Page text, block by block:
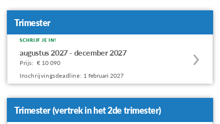
offering
Trimester
Apply
to
this
program
offering
SCHRIJF JE IN!
augustus 2027 - december 2027
Prijs: € 10 090
Inschrijvingsdeadline: 1 februari 2027
Trimester (vertrek in het 2de trimester)